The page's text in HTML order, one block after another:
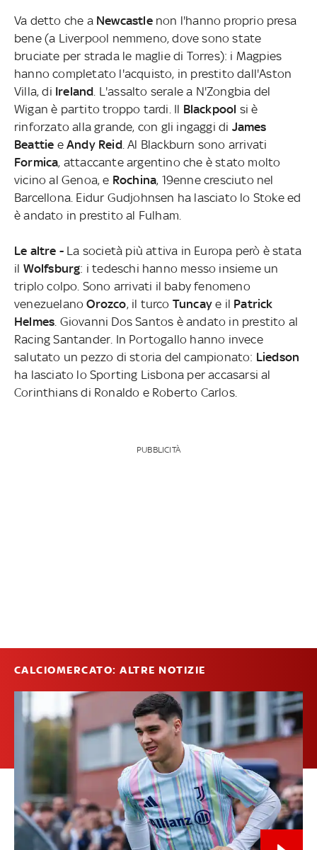
Va detto che a Newcastlenon l'hanno proprio presa
bene (a Liverpool nemmeno, dove sono state
bruciate per strada le maglie di Torres): i Magpies
hanno completato l'acquisto, in prestito dall'Aston
Villa, di Ireland . L'assalto serale a N'Zongbia del
Wigan è partito troppo tardi. Il Blackpool si è
rinforzato alla grande, con gli ingaggi di James
Beattie e Andy Reid. Al Blackburn sono arrivati
Formica, attaccante argentino che è stato molto
vicino al Genoa, e Rochina, 19enne cresciuto nel
Barcellona. Eidur Gudjohnsen ha lasciato lo Stoke ed
è andato in prestito al Fulham.
Le altre -La società più attiva in Europa però è stata
il Wolfsburg: i tedeschi hanno messo insieme un
triplo colpo. Sono arrivati il baby fenomeno
venezuelanoOrozco, il turco Tuncaye il Patrick
Helmes . Giovanni Dos Santos è andato in prestito al
Racing Santander. In Portogallo hanno invece
salutato un pezzo di storia del campionato: Liedson
ha lasciato lo Sporting Lisbona per accasarsi al
Corinthians di Ronaldo e Roberto Carlos.
PUBBLICITÀ
CALCIOMERCATO: ALTRE NOTIZIE